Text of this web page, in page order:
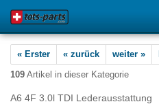
« Erster « zurück weiter »
109 Artikel in dieser Kategorie
A6 4F 3.0l TDI Lederausstattung